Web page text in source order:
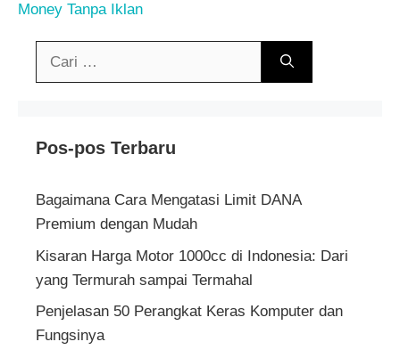
Money Tanpa Iklan
Cari
Pos-pos Terbaru
Bagaimana Cara Mengatasi Limit DANA
Premium dengan Mudah
Kisaran Harga Motor 1000cc di Indonesia: Dari
yang Termurah sampai Termahal
Penjelasan 50 Perangkat Keras Komputer dan
Fungsinya